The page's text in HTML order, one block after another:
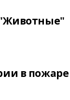
в пожаре